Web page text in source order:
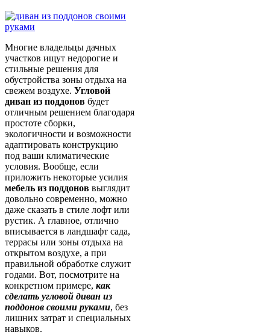
Многие владельцы дачных
участков ищут недорогие и
стильные решения для
обустройства зоны отдыха на
свежем воздухе. Угловой
диван из поддонов будет
отличным решением благодаря
простоте сборки,
экологичности и возможности
адаптировать конструкцию
под ваши климатические
условия. Вообще, если
приложить некоторые усилия
мебель из поддонов выглядит
довольно современно, можно
даже сказать в стиле лофт или
рустик. А главное, отлично
вписывается в ландшафт сада,
террасы или зоны отдыха на
открытом воздухе, а при
правильной обработке служит
годами. Вот, посмотрите на
конкретном примере, как
сделать угловой диван из
поддонов своими руками, без
лишних затрат и специальных
навыков.